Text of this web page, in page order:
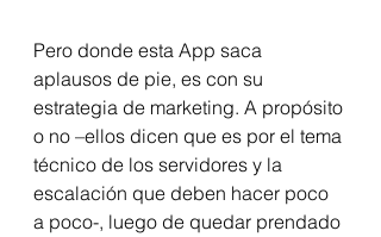
Pero donde esta App saca
aplausos de pie, es con su
estrategia de marketing. A propósito
o no –ellos dicen que es por el tema
técnico de los servidores y la
escalación que deben hacer poco
a poco-, luego de quedar prendado